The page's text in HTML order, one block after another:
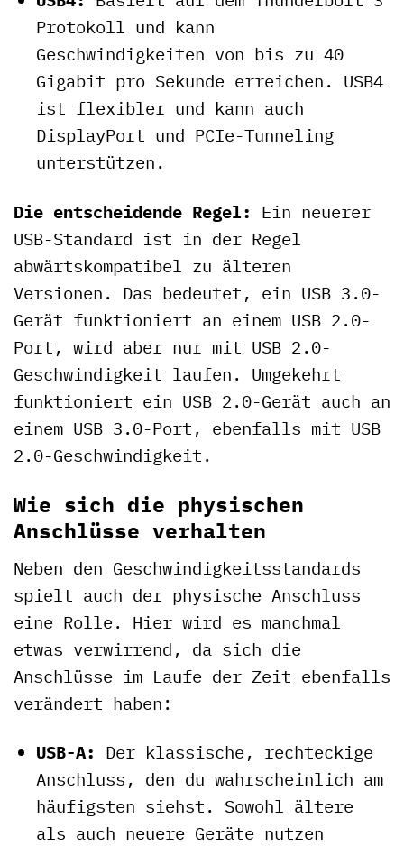
Protokoll und kann
Geschwindigkeiten von bis zu 40
Gigabit pro Sekunde erreichen. USB4
ist flexibler und kann auch
DisplayPort und PCIe-Tunneling
unterstützen.
Die entscheidende Regel: Ein neuerer
USB-Standard ist in der Regel
abwärtskompatibel zu älteren
Versionen. Das bedeutet, ein USB 3.0-
Gerät funktioniert an einem USB 2.0-
Port, wird aber nur mit USB 2.0-
Geschwindigkeit laufen. Umgekehrt
funktioniert ein USB 2.0-Gerät auch an
einem USB 3.0-Port, ebenfalls mit USB
2.0-Geschwindigkeit.
Wie sich die physischen
Anschlüsse verhalten
Neben den Geschwindigkeitsstandards
spielt auch der physische Anschluss
eine Rolle. Hier wird es manchmal
etwas verwirrend, da sich die
Anschlüsse im Laufe der Zeit ebenfalls
verändert haben:
USB-A: Der klassische, rechteckige
Anschluss, den du wahrscheinlich am
häufigsten siehst. Sowohl ältere
als auch neuere Geräte nutzen